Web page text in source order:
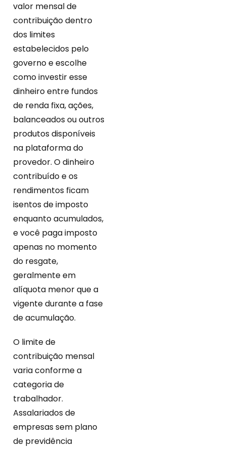
valor mensal de
contribuição dentro
dos limites
estabelecidos pelo
governo e escolhe
como investir esse
dinheiro entre fundos
de renda fixa, ações,
balanceados ou outros
produtos disponíveis
na plataforma do
provedor. O dinheiro
contribuído e os
rendimentos ficam
isentos de imposto
enquanto acumulados,
e você paga imposto
apenas no momento
do resgate,
geralmente em
alíquota menor que a
vigente durante a fase
de acumulação.
O limite de
contribuição mensal
varia conforme a
categoria de
trabalhador.
Assalariados de
empresas sem plano
de previdência